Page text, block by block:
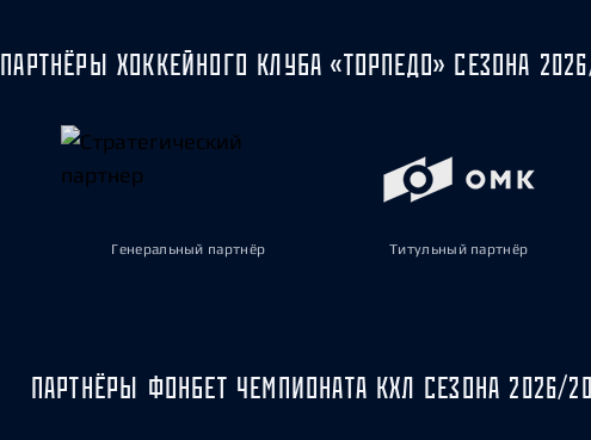
ПАРТНЁРЫ ХОККЕЙНОГО КЛУБА «ТОРПЕДО» СЕЗОНА
Генеральный партнёр Титульный партнёр
ПАРТНЁРЫ ФОНБЕТ ЧЕМПИОНАТА КХЛ СЕЗОНА 2026/